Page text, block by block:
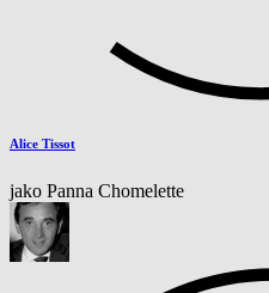
Alice Tissot
jako Panna Chomelette